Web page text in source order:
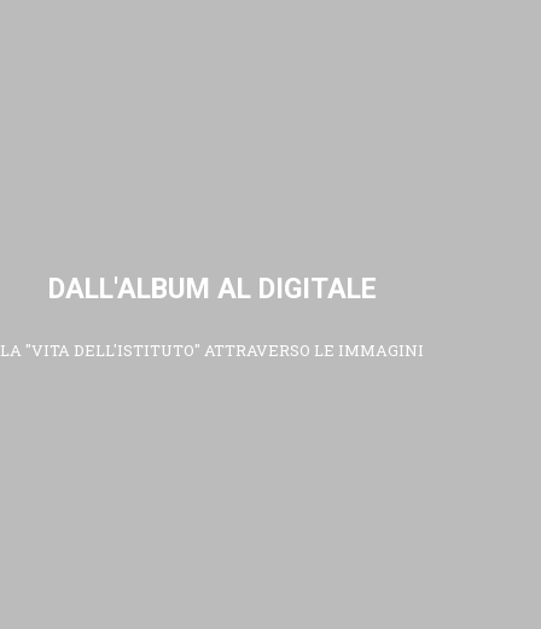
DALL'ALBUM AL DIGITALE
LA "VITA DELL'ISTITUTO" ATTRAVERSO LE IMMAGINI